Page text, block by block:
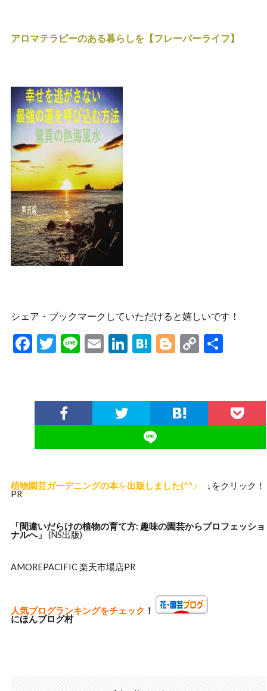
アロマテラピーのある暮らしを【フレーバーライフ】
シェア・ブックマークしていただけると嬉しいです！
F
b
o
T
er
Li E
l
Li
dI
n
H
n
a
Bl
g
er
C
y
Li
植物園芸ガーデニングの本を出版しました(^^♪
↓をクリック！
PR
「間違いだらけの植物の育て方: 趣味の園芸からプロフェッショ
ナルへ」
(NS出版)
AMOREPACIFIC 楽天市場店PR
人気ブログランキングをチェック ！
にほんブログ村